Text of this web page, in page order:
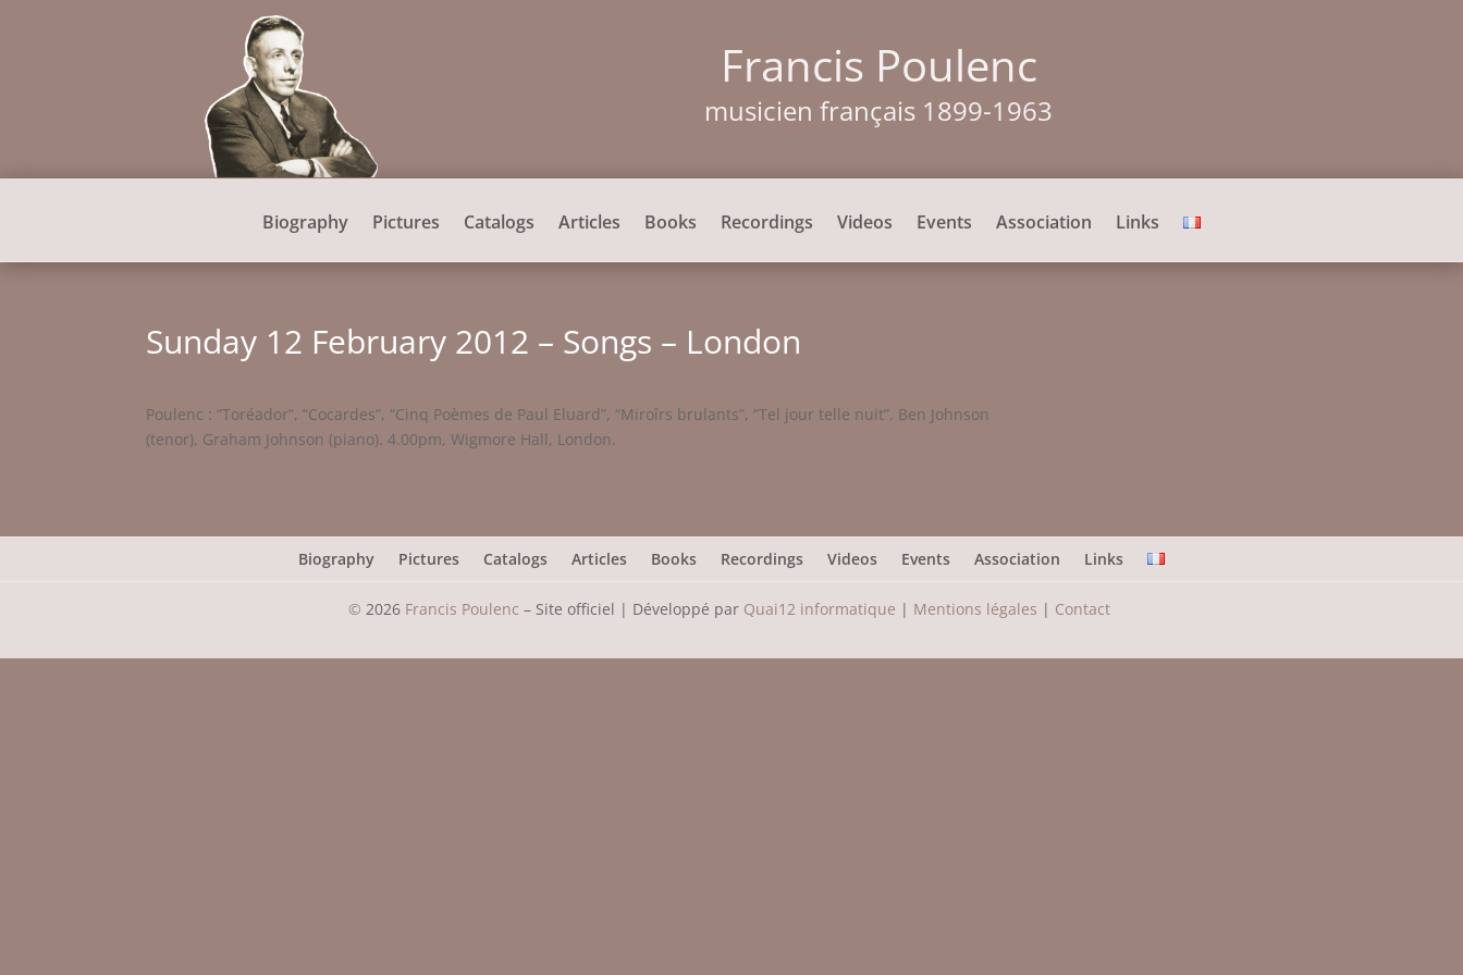
Francis Poulenc
musicien français 1899-1963
Biography Pictures Catalogs Articles Books Recordings Videos Events Association Links
Sunday 12 February 2012 – Songs – London
Poulenc : “Toréador”, “Cocardes”, “Cinq Poèmes de Paul Eluard”, “Miroîrs brulants”, “Tel jour telle nuit”. Ben Johnson
(tenor), Graham Johnson (piano). 4.00pm, Wigmore Hall, London.
Biography Pictures Catalogs Articles Books Recordings Videos Events Association Links
© 2026 Francis Poulenc – Site officiel | Développé par Quai12 informatique | Mentions légales | Contact